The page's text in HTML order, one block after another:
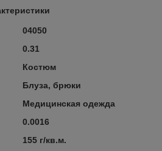
04050
0.31
Костюм
Блуза, брюки
Медицинская одежда
0.0016
155 г/кв.м.